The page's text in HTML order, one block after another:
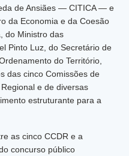
de Ansiães — CITICA — e
da Economia e da Coesão
do Ministro das
Pinto Luz, do Secretário de
do Território,
das cinco Comissões de
e de diversas
estruturante para a
as cinco CCDR e a
concurso público